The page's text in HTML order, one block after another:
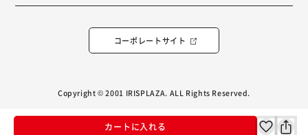
カートに入れる
コーポレートサイト
Copyright © 2001 IRISPLAZA. ALL Rights Reserved.